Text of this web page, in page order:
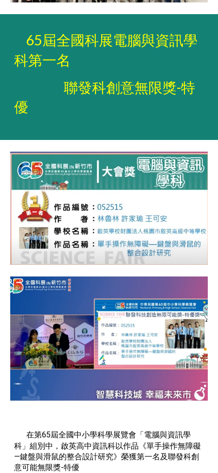
65屆全國科展電腦與資訊學
科第一名
聯發科創意無限獎-特
優
在第65屆全國中小學科學展覽會「電腦與資訊學
科」組別中，啟英高中資訊科以作品《單手操作無障礙
—鍵盤與滑鼠的整合設計研究》榮獲第一名及聯發科創
意可能無限獎-特優